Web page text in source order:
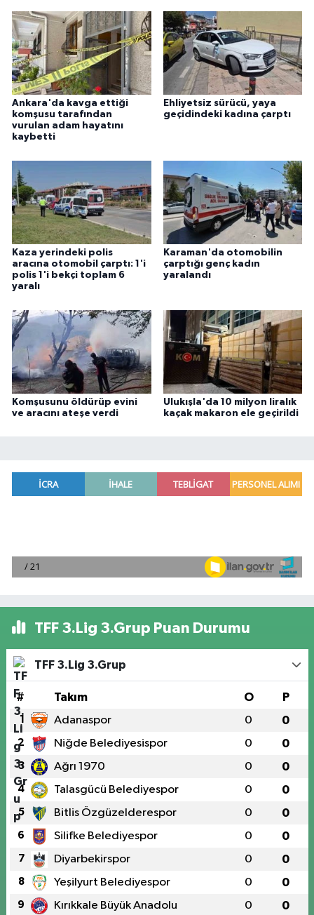
Ankara'da kavga ettiği
komşusu tarafından
vurulan adam hayatını
kaybetti
Ehliyetsiz sürücü, yaya
geçidindeki kadına çarptı
Kaza yerindeki polis
aracına otomobil çarptı: 1'i
polis 1'i bekçi toplam 6
yaralı
Karaman'da otomobilin
çarptığı genç kadın
yaralandı
Komşusunu öldürüp evini
ve aracını ateşe verdi
Ulukışla'da 10 milyon liralık
kaçak makaron ele geçirildi
TFF 3.Lig 3.Grup Puan Durumu
TFF 3.Lig 3.Grup
# Takım O P
1 Adanaspor 0 0
2 Niğde Belediyesispor 0 0
3 Ağrı 1970 0 0
4 Talasgücü Belediyespor 0 0
5 Bitlis Özgüzelderespor 0 0
6 Silifke Belediyespor 0 0
7 Diyarbekirspor 0 0
8 Yeşilyurt Belediyespor 0 0
9 Kırıkkale Büyük Anadolu 0 0